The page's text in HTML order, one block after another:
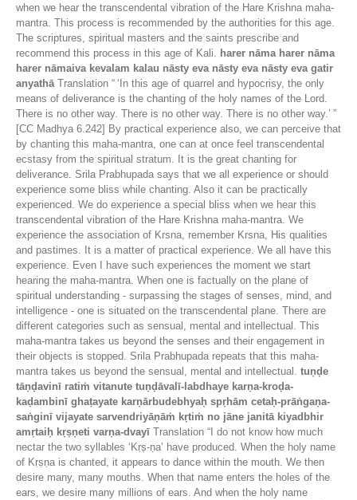
when we hear the transcendental vibration of the Hare Krishna maha-
mantra. This process is recommended by the authorities for this age.
The scriptures, spiritual masters and the saints prescribe and
recommend this process in this age of Kali.
harer nāma harer nāma
harer nāmaiva kevalam kalau nāsty eva nāsty eva nāsty eva gatir
anyathā Translation “ ‘In this age of quarrel and hypocrisy, the only
means of deliverance is the chanting of the holy names of the Lord.
There is no other way. There is no other way. There is no other way.’ ”
[CC Madhya 6.242] By practical experience also, we can perceive that
by chanting this maha-mantra, one can at once feel transcendental
ecstasy from the spiritual stratum. It is the great chanting for
deliverance. Srila Prabhupada says that we all experience or should
experience some bliss while chanting. Also it can be practically
experienced. We do experience a special bliss when we hear this
transcendental vibration of the Hare Krishna maha-mantra. We
experience the association of Krsna, remember Krsna, His qualities
and pastimes. It is a matter of practical experience. We all have this
experience. Even I have such experiences the moment we start
hearing the maha-mantra. When one is factually on the plane of
spiritual understanding - surpassing the stages of senses, mind, and
intelligence - one is situated on the transcendental plane. There are
different categories such as sensual, mental and intellectual. This
maha-mantra takes us beyond the senses and their engagement in
their objects is stopped. Srila Prabhupada repeats that this maha-
mantra takes us beyond the sensual, mental and intellectual. tuṇḍe
tāṇḍavinī ratiṁ vitanute tuṇḍāvalī-labdhaye karṇa-kroḍa-
kaḍambinī ghaṭayate karṇārbudebhyaḥ spṛhām cetaḥ-prāṅgaṇa-
saṅginī vijayate sarvendriyāṇāṁ kṛtiṁ no jāne janitā kiyadbhir
amṛtaiḥ kṛṣṇeti varṇa-dvayī Translation “I do not know how much
nectar the two syllables ‘Kṛṣ-ṇa’ have produced. When the holy name
of Kṛṣṇa is chanted, it appears to dance within the mouth. We then
desire many, many mouths. When that name enters the holes of the
ears, we desire many millions of ears. And when the holy name